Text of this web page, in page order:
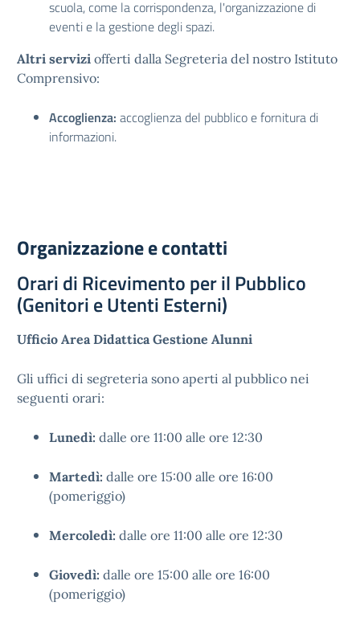
scuola, come la corrispondenza, l'organizzazione di
eventi e la gestione degli spazi.
Altri servizi offerti dalla Segreteria del nostro Istituto
Comprensivo:
Accoglienza: accoglienza del pubblico e fornitura di
informazioni.
Organizzazione e contatti
Orari di Ricevimento per il Pubblico
(Genitori e Utenti Esterni)
Ufficio Area Didattica Gestione Alunni
Gli uffici di segreteria sono aperti al pubblico nei
seguenti orari:
Lunedì: dalle ore 11:00 alle ore 12:30
Martedì: dalle ore 15:00 alle ore 16:00
(pomeriggio)
Mercoledì: dalle ore 11:00 alle ore 12:30
Giovedì: dalle ore 15:00 alle ore 16:00
(pomeriggio)